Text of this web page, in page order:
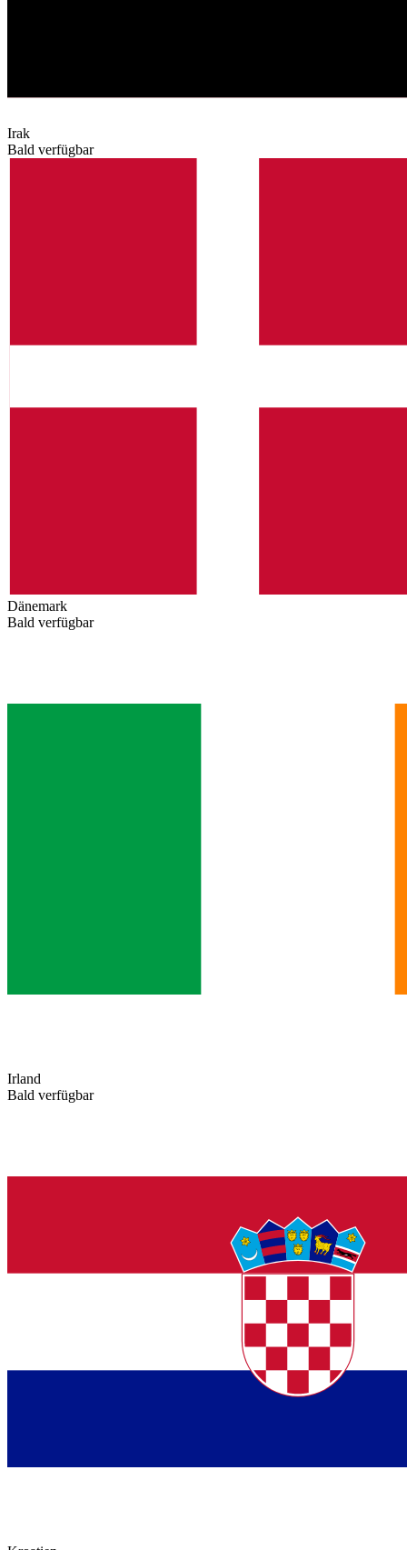
Irak
Bald verfügbar
Dänemark
Bald verfügbar
Irland
Bald verfügbar